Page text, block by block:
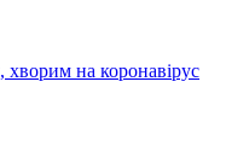
на коронавірус